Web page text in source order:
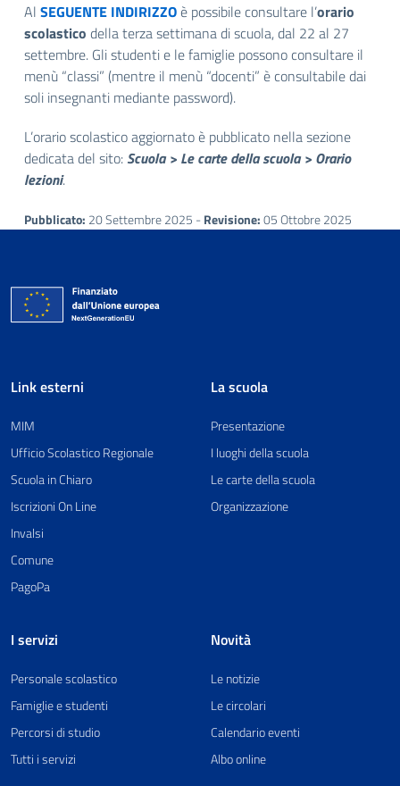
Al SEGUENTE INDIRIZZOè possibile consultare l’orario
scolastico della terza settimana di scuola, dal 22 al 27
settembre. Gli studenti e le famiglie possono consultare il
menù “classi” (mentre il menù “docenti” è consultabile dai
soli insegnanti mediante password).
L’orario scolastico aggiornato è pubblicato nella sezione
dedicata del sito: Scuola > Le carte della scuola > Orario
lezioni.
Pubblicato: 20 Settembre 2025 -Revisione:05 Ottobre 2025
Link esterni
MIM
Ufficio Scolastico Regionale
Scuola in Chiaro
Iscrizioni On Line
Invalsi
Comune
PagoPa
La scuola
Presentazione
I luoghi della scuola
Le carte della scuola
Organizzazione
I servizi
Personale scolastico
Famiglie e studenti
Percorsi di studio
Tutti i servizi
Novità
Le notizie
Le circolari
Calendario eventi
Albo online